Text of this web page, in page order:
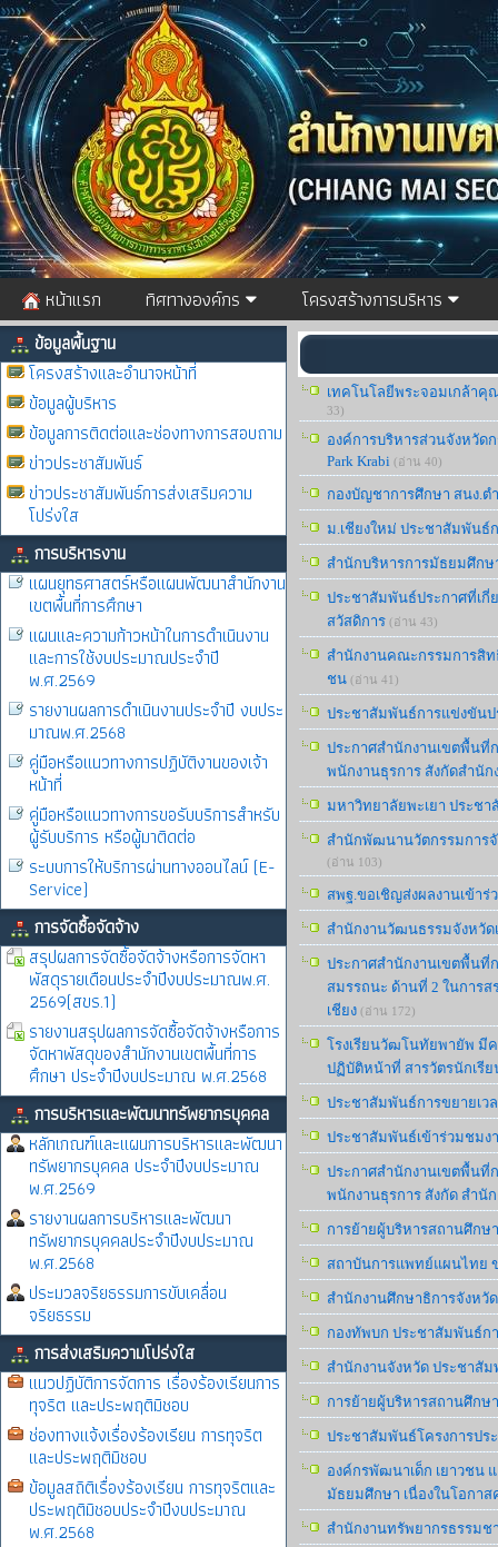
หน้าแรก ทิศทางองค์กร โครงสร้างการบริหาร
ข้อมูลพื้นฐาน
โครงสร้างและอำนาจหน้าที่
ข้อมูลผู้บริหาร
ข้อมูลการติดต่อและช่องทางการสอบถาม
ข่าวประชาสัมพันธ์
ข่าวประชาสัมพันธ์การส่งเสริมความ
โปร่งใส
การบริหารงาน
แผนยุทธศาสตร์หรือแผนพัฒนาสำนักงาน
เขตพื้นที่การศึกษา
แผนและความก้าวหน้าในการดำเนินงาน
และการใช้งบประมาณประจำปี
พ.ศ.2569
รายงานผลการดำเนินงานประจำปี งบประ
มาณพ.ศ.2568
คู่มือหรือแนวทางการปฏิบัติงานของเจ้า
หน้าที่
คู่มือหรือแนวทางการขอรับบริการสำหรับ
ผู้รับบริการ หรือผู้มาติดต่อ
ระบบการให้บริการผ่านทางออนไลน์ (E-
Service)
การจัดซื้อจัดจ้าง
สรุปผลการจัดซื้อจัดจ้างหรือการจัดหา
พัสดุรายเดือนประจำปีงบประมาณพ.ศ.
2569(สขร.1)
รายงานสรุปผลการจัดซื้อจัดจ้างหรือการ
จัดหาพัสดุของสำนักงานเขตพื้นที่การ
ศึกษา ประจำปีงบประมาณ พ.ศ.2568
การบริหารและพัฒนาทรัพยากรบุคคล
หลักเกณฑ์และแผนการบริหารและพัฒนา
ทรัพยากรบุคคล ประจำปีงบประมาณ
พ.ศ.2569
รายงานผลการบริหารและพัฒนา
ทรัพยากรบุคคลประจำปีงบประมาณ
พ.ศ.2568
ประมวลจริยธรรมการขับเคลื่อน
จริยธรรม
การส่งเสริมความโปร่งใส
แนวปฏิบัติการจัดการ เรื่องร้องเรียนการ
ทุจริต และประพฤติมิชอบ
ช่องทางแจ้งเรื่องร้องเรียน การทุจริต
และประพฤติมิชอบ
ข้อมูลสถิติเรื่องร้องเรียน การทุจริตและ
ประพฤติมิชอบประจำปีงบประมาณ
พ.ศ.2568
เทคโนโลยีพระจอมเกล้าคุ
33)
องค์การบริหารส่วนจังหวัด
Park Krabi (อ่าน 40)
กองบัญชาการศึกษา สนง.
ม.เชียงใหม่ ประชาสัมพันธ์
สำนักบริหารการมัธยมศึกษ
ประชาสัมพันธ์ประกาศที่เกี่
สวัสดิการ (อ่าน 43)
สํานักงานคณะกรรมการสิ
ชน (อ่าน 41)
ประชาสัมพันธ์การแข่งขันป
ประกาศสำนักงานเขตพื้นที่
พนักงานธุรการ สังกัดสำนั
มหาวิทยาลัยพะเยา ประช
สำนักพัฒนานวัตกรรมการจัด
(อ่าน 103)
สพฐ.ขอเชิญส่งผลงานเข้าร่ว
สำนักงานวัฒนธรรมจังหวัด
ประกาศสำนักงานเขตพื้นที่
สมรรถนะ ด้านที่ 2 ในการ
เชียง (อ่าน 172)
โรงเรียนวัฒโนทัยพายัพ มี
ปฏิบัติหน้าที่ สารวัตรนักเรี
ประชาสัมพันธ์การขยายเว
ประชาสัมพันธ์เข้าร่วมชมงา
ประกาศสำนักงานเขตพื้นที่
พนักงานธุรการ สังกัด สำนั
การย้ายผู้บริหารสถานศึกษ
สถาบันการแพทย์แผนไทย
สำนักงานศึกษาธิการจังหวั
กองทัพบก ประชาสัมพันธ์ก
สำนักงานจังหวัด ประชาสั
การย้ายผู้บริหารสถานศึกษ
ประชาสัมพันธ์โครงการปร
องค์กรพัฒนาเด็ก เยาวชน
มัธยมศึกษา เนื่องในโอกาส
สำนักงานทรัพยากรธรรม